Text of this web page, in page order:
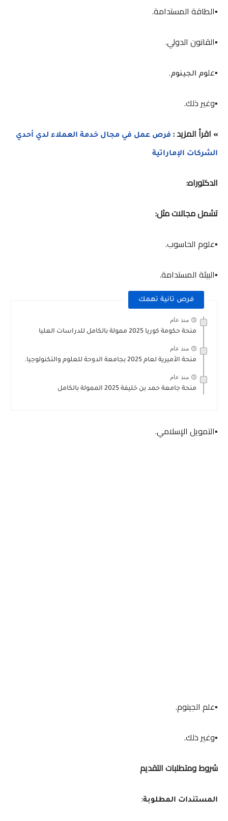
▪️الطاقة المستدامة.
▪️القانون الدولي.
▪️علوم الجينوم.
▪️وغير ذلك.
» اقرأ المزيد : فرص عمل في مجال خدمة العملاء لدي أحدي
الشركات الإماراتية
الدكتوراه:
تشمل مجالات مثل:
▪️علوم الحاسوب.
▪️البيئة المستدامة.
فرص تانية تهمك
منذ عام
منحة حكومة كوريا 2025 ممولة بالكامل للدراسات العليا
منذ عام
منحة الأميرية لعام 2025 بجامعة الدوحة للعلوم والتكنولوجيا.
منذ عام
منحة جامعة حمد بن خليفة 2025 الممولة بالكامل
▪️التمويل الإسلامي.
▪️علم الجينوم.
▪️وغير ذلك.
شروط ومتطلبات التقديم
المستندات المطلوبة: